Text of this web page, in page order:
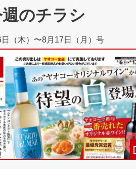
入ワイン
入食品・菓子
のチラシ
（木）〜8月17日（月）号